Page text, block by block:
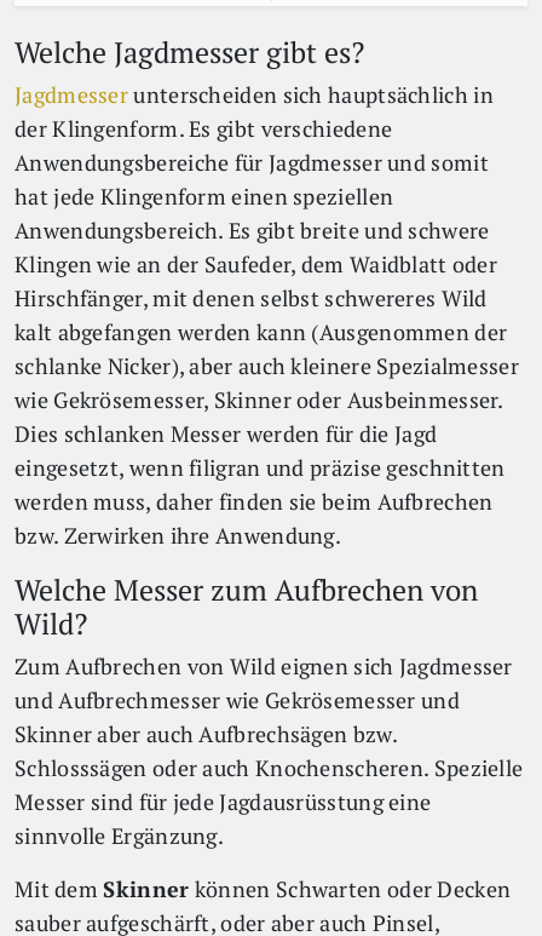
Welche Jagdmesser gibt es?
Jagdmesserunterscheiden sich hauptsächlich in
der Klingenform. Es gibt verschiedene
Anwendungsbereiche für Jagdmesser und somit
hat jede Klingenform einen speziellen
Anwendungsbereich. Es gibt breite und schwere
Klingen wie an der Saufeder, dem Waidblatt oder
Hirschfänger, mit denen selbst schwereres Wild
kalt abgefangen werden kann (Ausgenommen der
schlanke Nicker), aber auch kleinere Spezialmesser
wie Gekrösemesser, Skinner oder Ausbeinmesser.
Dies schlanken Messer werden für die Jagd
eingesetzt, wenn filigran und präzise geschnitten
werden muss, daher finden sie beim Aufbrechen
bzw. Zerwirken ihre Anwendung.
Welche Messer zum Aufbrechen von
Wild?
Zum Aufbrechen von Wild eignen sich Jagdmesser
und Aufbrechmesser wie Gekrösemesser und
Skinner aber auch Aufbrechsägen bzw.
Schlosssägen oder auch Knochenscheren. Spezielle
Messer sind für jede Jagdausrüsstung eine
sinnvolle Ergänzung.
Mit demSkinner können Schwarten oder Decken
sauber aufgeschärft, oder aber auch Pinsel,